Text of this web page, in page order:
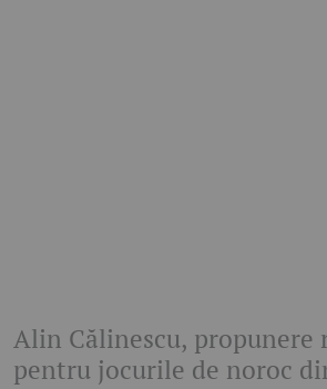
Alin Călinescu, propunere
pentru jocurile de noroc